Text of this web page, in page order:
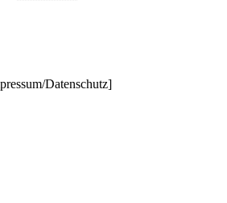
Datenschutz]